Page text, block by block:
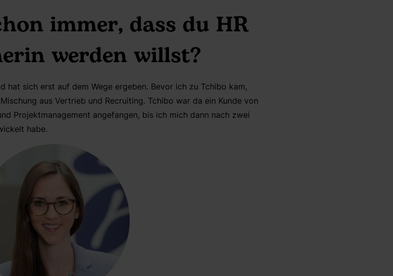
immer, dass du HR
werden willst?
hat sich erst auf dem Wege ergeben. Bevor ich zu Tchibo kam,
aus Vertrieb und Recruiting. Tchibo war da ein Kunde von
Projektmanagement angefangen, bis ich mich dann nach zwei
habe.